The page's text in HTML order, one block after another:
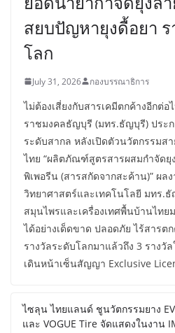
สยบปัญหายุงดื้อยา
โลก
July 31, 2026 กองบรรณาธิการ
ไม่ต้องเสี่ยงกับสารเคมีตกค้างอีกต่
ราชมงคลธัญบุรี (มทร.ธัญบุรี) ประ
ระดับสากล หลังเปิดตัวนวัตกรรมส
ไทย “ผลิตภัณฑ์สูตรสารผสมกำจัดยุ
พิเพอรีน (สารสกัดจากสะค้าน)” ผ
วิทยาศาสตร์และเทคโนโลยี มทร.
สมุนไพรและเครื่องเทศพื้นบ้านไทย
ได้อย่างเด็ดขาด ปลอดภัย ไร้สารต
รางวัลระดับโลกมาแล้วถึง 3 ราง
เดินหน้าเซ็นสัญญา Exclusive
ไซลุน ไทยแลนด์ ชูนวัตกรรมยาง
และ VOGUE Tire จัดแสดงในงาน